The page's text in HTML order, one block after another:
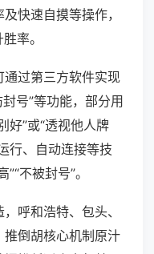
快速自摸等操作，
率。
过第三方软件实现
号”等功能，部分用
好”或“透视他人牌
行、自动连接等技
不被封号”。
呼和浩特、包头、
倒胡核心机制原汁